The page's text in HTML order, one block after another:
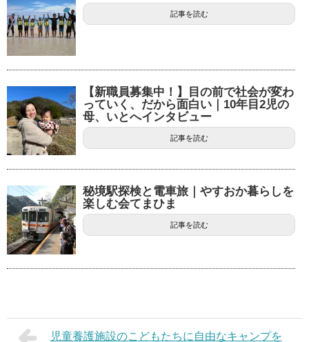
記事を読む
【新職員募集中！】目の前で社会が変わ
っていく、だから面白い｜10年目2児の
母、いとへインタビュー
記事を読む
秘境駅探検と電車旅｜やすおか暮らしを
楽しむ会てまひま
記事を読む
児童養護施設のこどもたちに自由なキャンプを